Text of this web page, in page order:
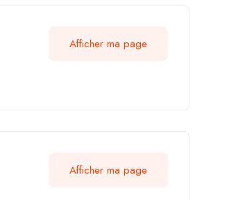
Afficher ma page
Afficher ma page